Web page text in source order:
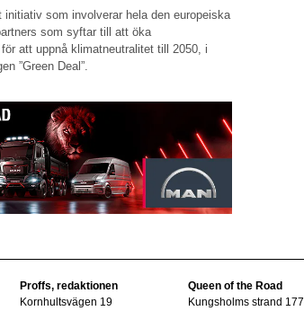
initiativ som involverar hela den europeiska
som syftar till att öka
att uppnå klimatneutralitet till 2050, i
”Green Deal”.
Proffs, redaktionen
Kornhultsvägen 19
Queen of the Road
Kungsholms strand 177